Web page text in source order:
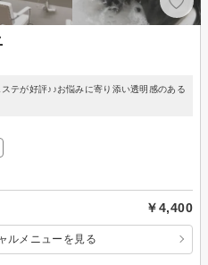
テが好評♪♪お悩みに寄り添い透明感のある
￥4,400
ルメニューを見る